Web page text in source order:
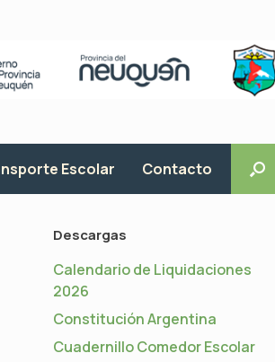
Escolar Contacto
Descargas
Calendario de Liquidaciones
2026
Constitución Argentina
Cuadernillo Comedor Escolar